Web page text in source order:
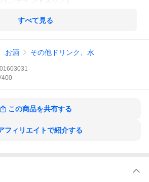
すべて見る
お酒 その他ドリンク、水
この商品を共有する
フィリエイトで紹介する